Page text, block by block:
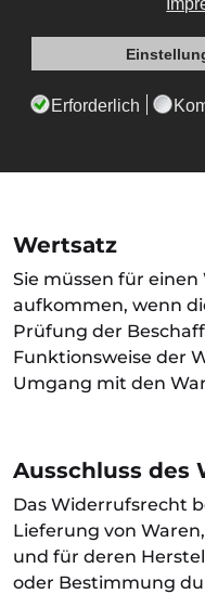
Die Frist ist gewahrt,
der Frist von
Rücksendung der
Wertsatz
Sie müssen für
aufkommen, wenn
Prüfung der
Funktionsweise der
Umgang mit den
Ausschluss des
Das Widerrufsrecht
Lieferung von
und für deren
oder Bestimmung